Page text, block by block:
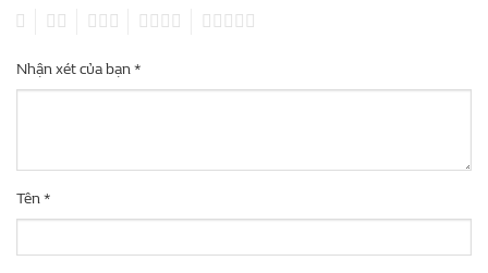
Nhận xét của bạn*
Tên*